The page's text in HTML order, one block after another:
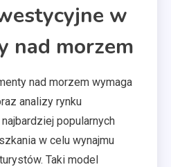
w
nad morzem
nad morzem wymaga
analizy rynku
popularnych
w celu wynajmu
Taki model